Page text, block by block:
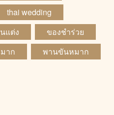
thai wedding
แต่ง
ของชำร่วย
าก พานขันหมาก